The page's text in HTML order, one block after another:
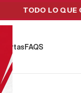
TODO LO QUE
Ofertas FAQ´S